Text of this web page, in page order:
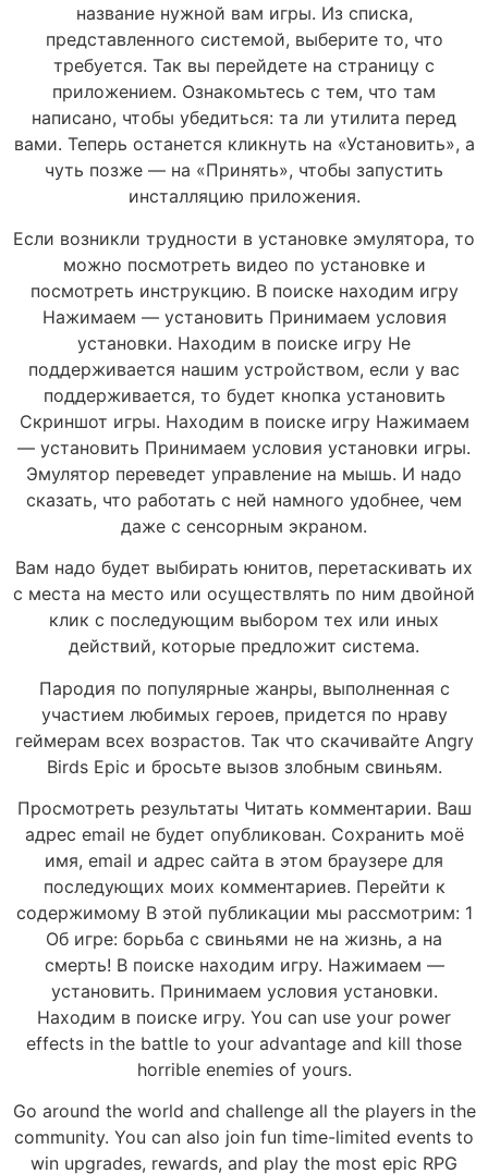
название нужной вам игры. Из списка,
представленного системой, выберите то, что
требуется. Так вы перейдете на страницу с
приложением. Ознакомьтесь с тем, что там
написано, чтобы убедиться: та ли утилита перед
вами. Теперь останется кликнуть на «Установить», а
чуть позже — на «Принять», чтобы запустить
инсталляцию приложения.
Если возникли трудности в установке эмулятора, то
можно посмотреть видео по установке и
посмотреть инструкцию. В поиске находим игру
Нажимаем — установить Принимаем условия
установки. Находим в поиске игру Не
поддерживается нашим устройством, если у вас
поддерживается, то будет кнопка установить
Скриншот игры. Находим в поиске игру Нажимаем
— установить Принимаем условия установки игры.
Эмулятор переведет управление на мышь. И надо
сказать, что работать с ней намного удобнее, чем
даже с сенсорным экраном.
Вам надо будет выбирать юнитов, перетаскивать их
с места на место или осуществлять по ним двойной
клик с последующим выбором тех или иных
действий, которые предложит система.
Пародия по популярные жанры, выполненная с
участием любимых героев, придется по нраву
геймерам всех возрастов. Так что скачивайте Angry
Birds Epic и бросьте вызов злобным свиньям.
Просмотреть результаты Читать комментарии. Ваш
адрес email не будет опубликован. Сохранить моё
имя, email и адрес сайта в этом браузере для
последующих моих комментариев. Перейти к
содержимому В этой публикации мы рассмотрим: 1
Об игре: борьба с свиньями не на жизнь, а на
смерть! В поиске находим игру. Нажимаем —
установить. Принимаем условия установки.
Находим в поиске игру. You can use your power
effects in the battle to your advantage and kill those
horrible enemies of yours.
Go around the world and challenge all the players in the
community. You can also join fun time-limited events to
win upgrades, rewards, and play the most epic RPG